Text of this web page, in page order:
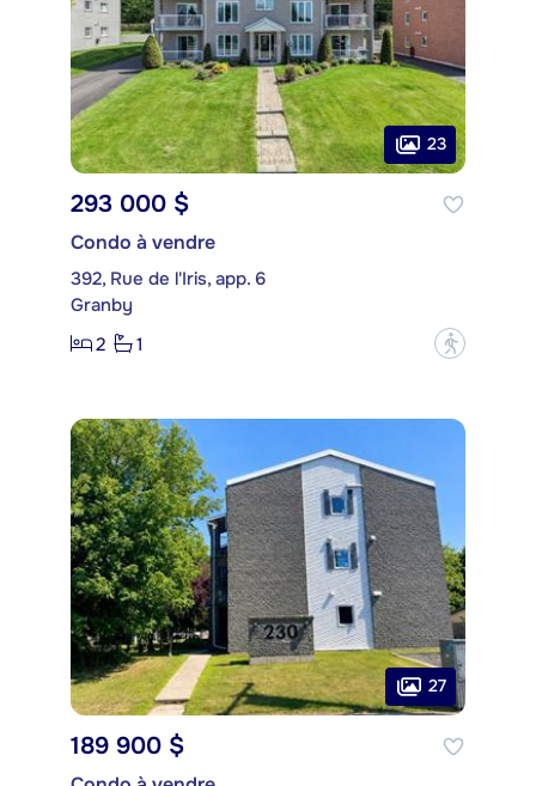
23
293 000 $
Condo à vendre
392, Rue de l'Iris, app. 6
Granby
2
1 ?
27
189 900 $